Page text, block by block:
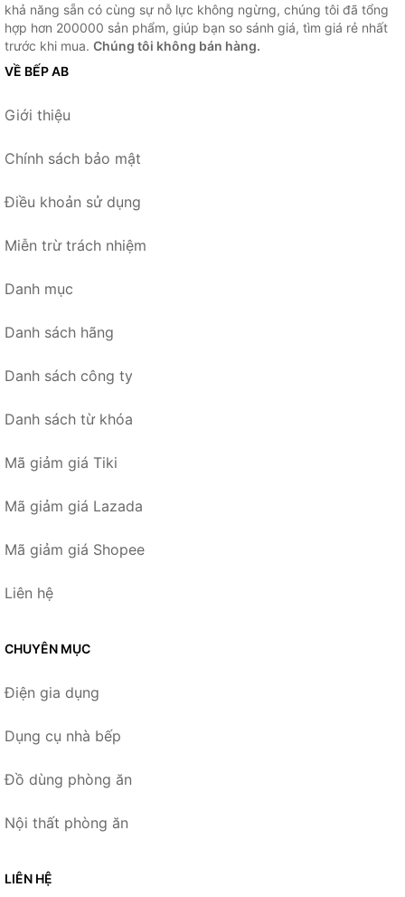
khả năng sẵn có cùng sự nỗ lực không ngừng, chúng tôi đã tổng
hợp hơn 200000 sản phẩm, giúp bạn so sánh giá, tìm giá rẻ nhất
trước khi mua. Chúng tôi không bán hàng.
VỀ BẾP AB
Giới thiệu
Chính sách bảo mật
Điều khoản sử dụng
Miễn trừ trách nhiệm
Danh mục
Danh sách hãng
Danh sách công ty
Danh sách từ khóa
Mã giảm giá Tiki
Mã giảm giá Lazada
Mã giảm giá Shopee
Liên hệ
CHUYÊN MỤC
Điện gia dụng
Dụng cụ nhà bếp
Đồ dùng phòng ăn
Nội thất phòng ăn
LIÊN HỆ